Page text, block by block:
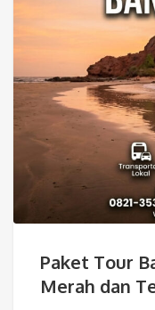
Paket Tour
Merah dan